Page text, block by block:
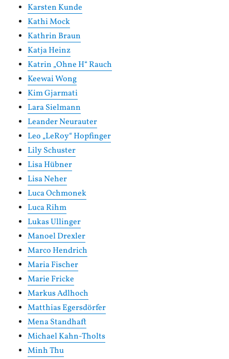
Karsten Kunde
Kathi Mock
Kathrin Braun
Katja Heinz
Katrin „Ohne H“ Rauch
Keewai Wong
Kim Gjarmati
Lara Sielmann
Leander Neurauter
Leo „LeRoy“ Hopfinger
Lily Schuster
Lisa Hübner
Lisa Neher
Luca Ochmonek
Luca Rihm
Lukas Ullinger
Manoel Drexler
Marco Hendrich
Maria Fischer
Marie Fricke
Markus Adlhoch
Matthias Egersdörfer
Mena Standhaft
Michael Kahn-Tholts
Minh Thu